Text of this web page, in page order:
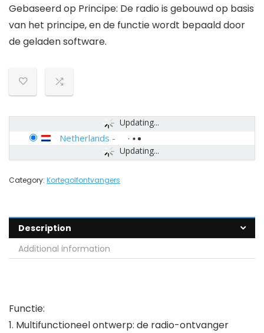
Gebaseerd op Principe: De radio is gebouwd op basis
van het principe, en de functie wordt bepaald door
de geladen software.
Updating...
Updating...
Netherlands -
Category: Kortegolfontvangers
Description
Additional information
Functie:
1. Multifunctioneel ontwerp: de radio-ontvanger